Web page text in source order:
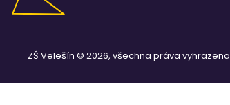
ZŠ Velešín © 2026, všechna práva vyhrazena